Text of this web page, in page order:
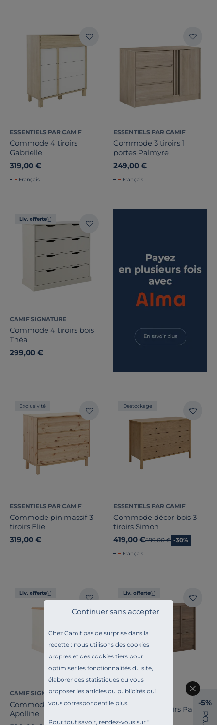
Chez Camif pas de surprise dans la
recette : nous utilisons des cookies
propres et des cookies tiers pour
optimiser les fonctionnalités du site,
élaborer des statistiques ou vous
proposer les articles ou publicités qui
vous correspondent le plus.
Pour tout savoir, rendez-vous sur "
Continuer sans accepter
ESSENTIELS PAR CAMIF
Commode 4 tiroirs
Gabrielle
319,00 €
Français
ESSENTIELS PAR CAMIF
Commode 3 tiroirs 1
portes Palmyre
249,00 €
Français
Liv. offerte
CAMIF SIGNATURE
Commode 4 tiroirs bois
Théa
299,00 €
Exclusivité
ESSENTIELS PAR CAMIF
Commode pin massif 3
tiroirs Elie
319,00 €
Destockage
ESSENTIELS PAR CAMIF
Commode décor bois 3
tiroirs Simon
419,00 €Ancien prix
599,00 € -30%
Français
Liv. offerte
CAMIF SIGNATURE
Commode 3 tiroirs
Apolline
Liv. offerte
CAMIF SIGNATURE
Commode 6 tiroirs Paku
-5%
P
O
U